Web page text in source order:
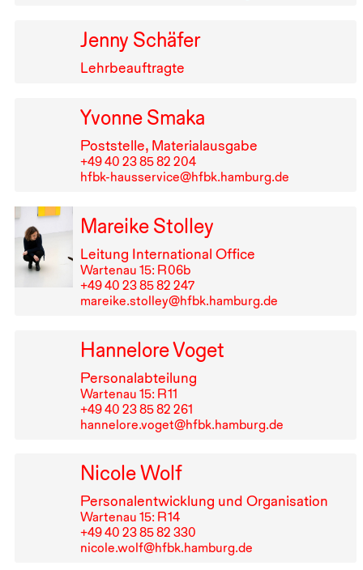
Jenny Schäfer
Lehrbeauftragte
Yvonne Smaka
Poststelle, Materialausgabe
+49⁠ ⁠40⁠ ⁠23⁠ ⁠85⁠ ⁠82⁠ ⁠204
hfbk-hausservice@hfbk.hamburg.de
Mareike Stolley
Leitung International Office
Wartenau 15: R⁠ ⁠06b
+49⁠ ⁠40⁠ ⁠23⁠ ⁠85⁠ ⁠82⁠ ⁠247
mareike.stolley@hfbk.hamburg.de
Hannelore Voget
Personalabteilung
Wartenau 15: R⁠ ⁠11
+49⁠ ⁠40⁠ ⁠23⁠ ⁠85⁠ ⁠82⁠ ⁠261
hannelore.voget@hfbk.hamburg.de
Nicole Wolf
Personalentwicklung und Organisation
Wartenau 15: R⁠ ⁠14
+49⁠ ⁠40⁠ ⁠23⁠ ⁠85⁠ ⁠82⁠ ⁠330
nicole.wolf@hfbk.hamburg.de